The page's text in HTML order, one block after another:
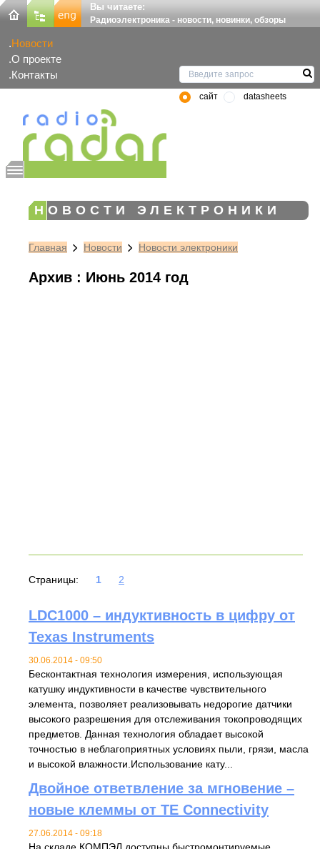
Вы читаете:
Радиоэлектроника - новости, новинки, обзоры
Новости
О проекте
Контакты
сайт datasheets
НОВОСТИ ЭЛЕКТРОНИКИ
Главная Новости Новости электроники
Архив : Июнь 2014 год
Страницы: 1 2
LDC1000 – индуктивность в цифру от
Texas Instruments
30.06.2014 - 09:50
Бесконтактная технология измерения, использующая
катушку индуктивности в качестве чувствительного
элемента, позволяет реализовывать недорогие датчики
высокого разрешения для отслеживания токопроводящих
предметов. Данная технология обладает высокой
точностью в неблагоприятных условиях пыли, грязи, масла
и высокой влажности.Использование кату...
Двойное ответвление за мгновение –
новые клеммы от TE Connectivity
27.06.2014 - 09:18
На складе КОМПЭЛ доступны быстромонтируемые